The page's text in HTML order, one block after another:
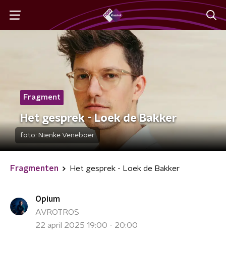
Fragment
Het gesprek - Loek de Bakker
foto: Nienke Veneboer
Fragmenten Het gesprek - Loek de Bakker
Opium
AVROTROS
22 april 2025 19:00 - 20:00